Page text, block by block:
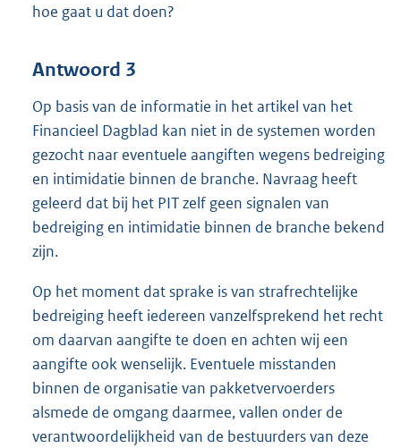
hoe gaat u dat doen?
Antwoord 3
Op basis van de informatie in het artikel van het
Financieel Dagblad kan niet in de systemen worden
gezocht naar eventuele aangiften wegens bedreiging
en intimidatie binnen de branche. Navraag heeft
geleerd dat bij het PIT zelf geen signalen van
bedreiging en intimidatie binnen de branche bekend
zijn.
Op het moment dat sprake is van strafrechtelijke
bedreiging heeft iedereen vanzelfsprekend het recht
om daarvan aangifte te doen en achten wij een
aangifte ook wenselijk. Eventuele misstanden
binnen de organisatie van pakketvervoerders
alsmede de omgang daarmee, vallen onder de
verantwoordelijkheid van de bestuurders van deze